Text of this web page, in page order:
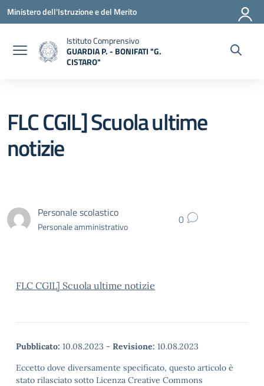
Vai ai contenuti
Vai al menu di navigazione
Vai al footer
Ministero dell'Istruzione e del Merito
Istituto Comprensivo
GUARDIA P. - BONIFATI "G.
CISTARO"
FLC CGIL] Scuola ultime
notizie
Personale scolastico
Personale amministrativo 0
FLC CGIL] Scuola ultime notizie
Pubblicato: 10.08.2023 - Revisione: 10.08.2023
Eccetto dove diversamente specificato, questo articolo è
stato rilasciato sotto Licenza Creative Commons